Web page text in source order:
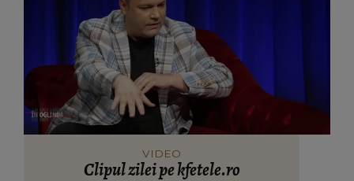
VIDEO
Clipul zilei pe kfetele.ro